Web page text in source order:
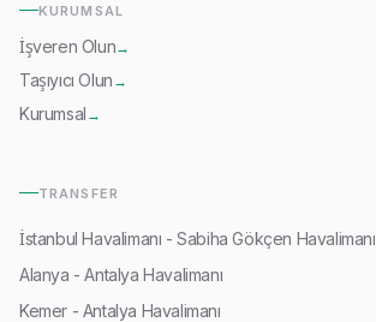
KURUMSAL
İşveren Olun→
Taşıyıcı Olun →
Kurumsal →
TRANSFER
İstanbul Havalimanı - Sabiha Gökçen Havalimanı
Alanya - Antalya Havalimanı
Kemer - Antalya Havalimanı